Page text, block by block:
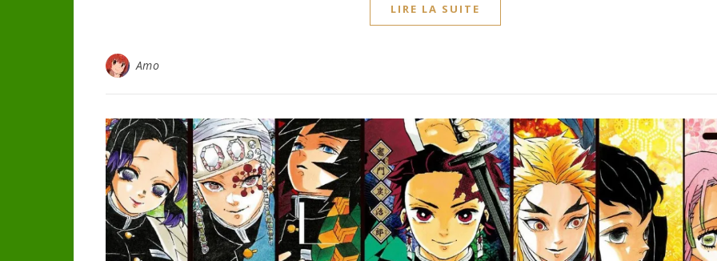
LIRE LA SUITE
Amo